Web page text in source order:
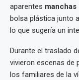
aparentes manchas
bolsa plástica junto
lo que sugería un
Durante el traslado
vivieron escenas de
los familiares de la